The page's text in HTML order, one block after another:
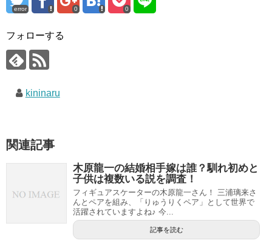
error 0 0
フォローする
kininaru
関連記事
木原龍一の結婚相手嫁は誰？馴れ初めと
子供は複数いる説を調査！
フィギュアスケーターの木原龍一さん！ 三浦璃来さ
んとペアを組み、「りゅうりくペア」として世界で
活躍されていますよね♪ 今...
記事を読む